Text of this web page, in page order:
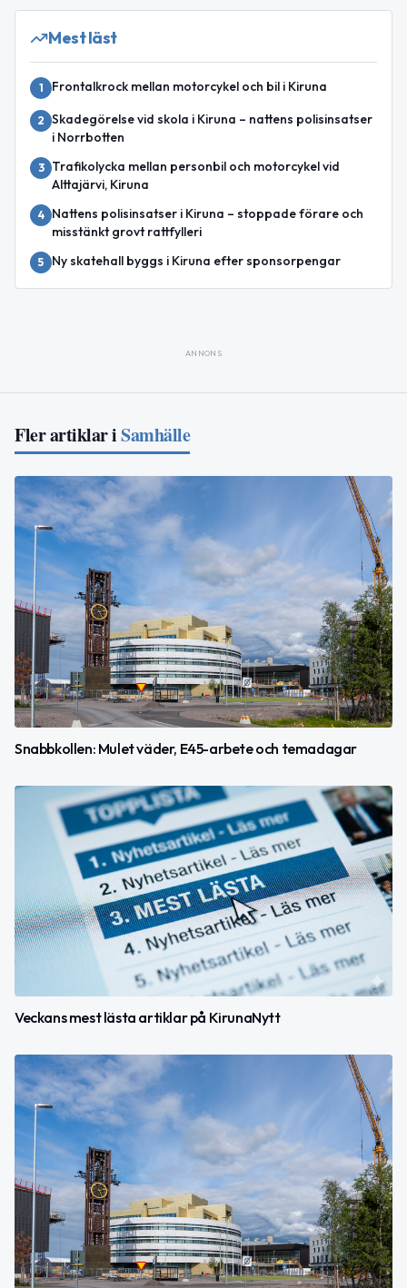
Mest läst
1 Frontalkrock mellan motorcykel och bil i Kiruna
2 Skadegörelse vid skola i Kiruna – nattens polisinsatser
i Norrbotten
3
Trafikolycka mellan personbil och motorcykel vid
Alttajärvi, Kiruna
4
Nattens polisinsatser i Kiruna – stoppade förare och
misstänkt grovt rattfylleri
5 Ny skatehall byggs i Kiruna efter sponsorpengar
ANNONS
Fler artiklar iSamhälle
Snabbkollen: Mulet väder, E45-arbete och temadagar
Veckans mest lästa artiklar på KirunaNytt